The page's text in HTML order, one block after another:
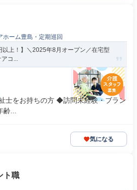
ホーム豊島・定期巡回
以上！】＼2025年8月オープン／在宅型
コ...
士をお持ちの方 ◆訪問未経験・ブラン
...
気になる
ト職